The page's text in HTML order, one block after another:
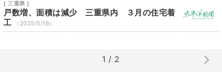
[ 三重県 ]
戸数増、面積は減少 三重県内 ３月の住宅着
工
（2025/5/16）
1 / 2